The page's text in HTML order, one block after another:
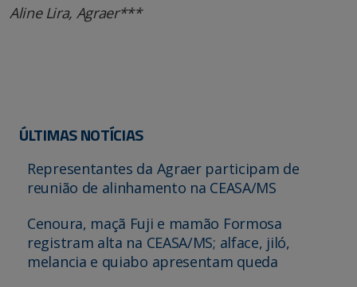
Aline Lira, Agraer***
ÚLTIMAS NOTÍCIAS
Representantes da Agraer participam de
reunião de alinhamento na CEASA/MS
Cenoura, maçã Fuji e mamão Formosa
registram alta na CEASA/MS; alface, jiló,
melancia e quiabo apresentam queda